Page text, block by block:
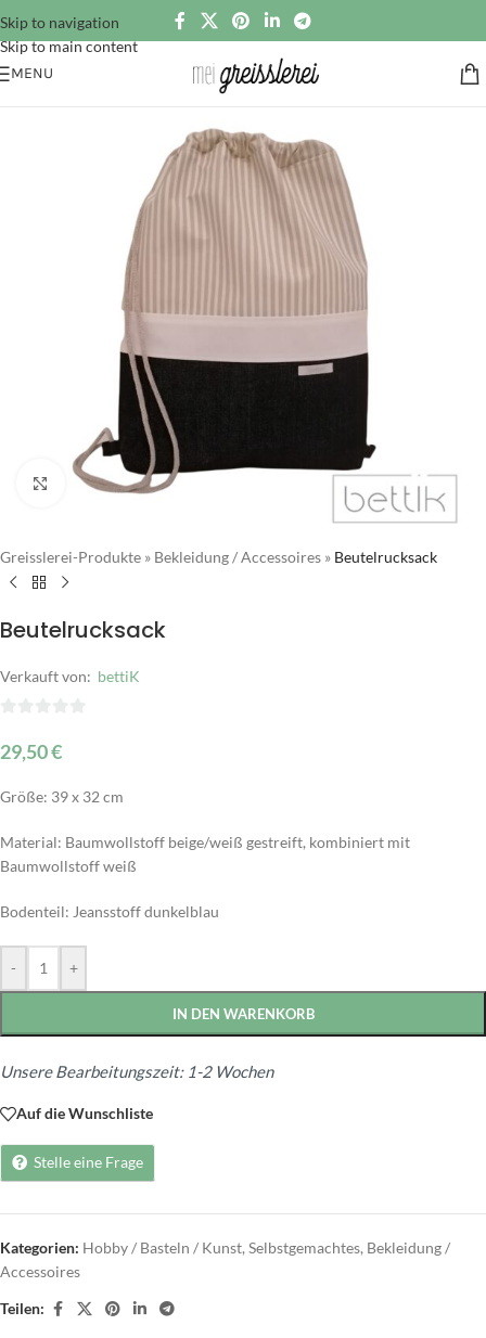
Skip to navigation
Skip to main content
MENU
Click to enlarge
Greisslerei-Produkte » Bekleidung / Accessoires » Beutelrucksack
Beutelrucksack
Verkauft von: bettiK
von
29,50€
Größe: 39 x 32 cm
Material: Baumwollstoff beige/weiß gestreift, kombiniert mit
Baumwollstoff weiß
Bodenteil: Jeansstoff dunkelblau
- +
IN DEN WARENKORB
Unsere Bearbeitungszeit: 1-2 Wochen
Auf die Wunschliste
Stelle eine Frage
Kategorien: Hobby / Basteln / Kunst, Selbstgemachtes, Bekleidung /
Accessoires
Teilen: